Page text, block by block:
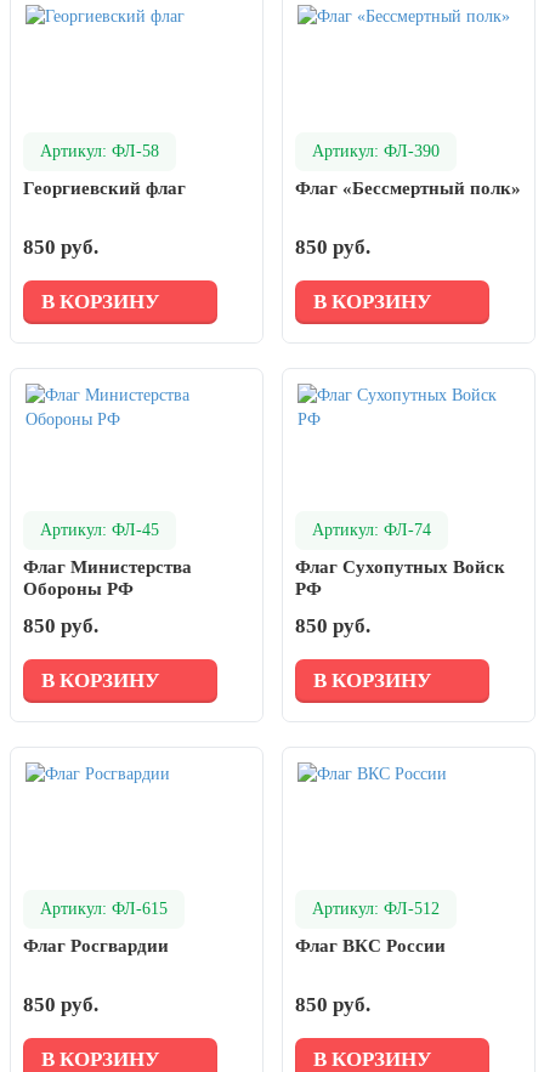
Артикул: ФЛ-58
Георгиевский флаг
850 руб.
В КОРЗИНУ
Артикул: ФЛ-390
Флаг «Бессмертный полк»
850 руб.
В КОРЗИНУ
Артикул: ФЛ-45
Флаг Министерства
Обороны РФ
850 руб.
В КОРЗИНУ
Артикул: ФЛ-74
Флаг Сухопутных Войск
РФ
850 руб.
В КОРЗИНУ
Артикул: ФЛ-615
Флаг Росгвардии
850 руб.
В КОРЗИНУ
Артикул: ФЛ-512
Флаг ВКС России
850 руб.
В КОРЗИНУ